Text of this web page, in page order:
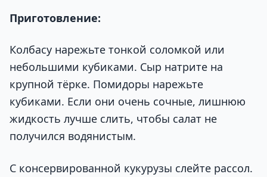
Приготовление:
Колбасу нарежьте тонкой соломкой или
небольшими кубиками. Сыр натрите на
крупной тёрке. Помидоры нарежьте
кубиками. Если они очень сочные, лишнюю
жидкость лучше слить, чтобы салат не
получился водянистым.
С консервированной кукурузы слейте рассол.